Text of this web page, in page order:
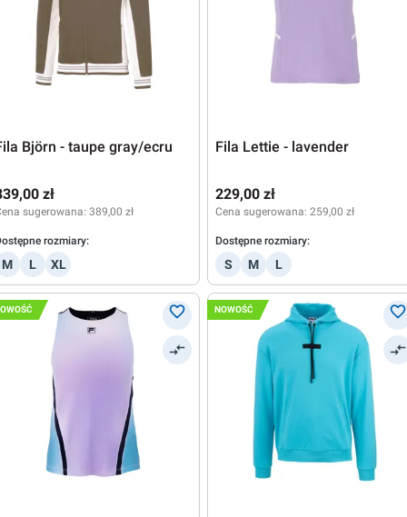
Björn - taupe gray/ecru
zł
sugerowana: 389,00 zł
rozmiary:
M L XL
Fila Lettie - lavender
229,00 zł
Cena sugerowana: 259,00 zł
Dostępne rozmiary:
S M L
NOWOŚĆ